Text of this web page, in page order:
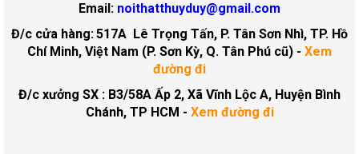
Email: noithatthuyduy@gmail.com
Đ/c cửa hàng:517A Lê Trọng Tấn, P. Tân Sơn Nhì, TP. Hồ
Chí Minh, Việt Nam (P. Sơn Kỳ, Q. Tân Phú cũ) - Xem
đường đi
Đ/c xưởng SX : B3/58A Ấp 2, Xã Vĩnh Lộc A, Huyện Bình
Chánh, TP HCM - Xem đường đi